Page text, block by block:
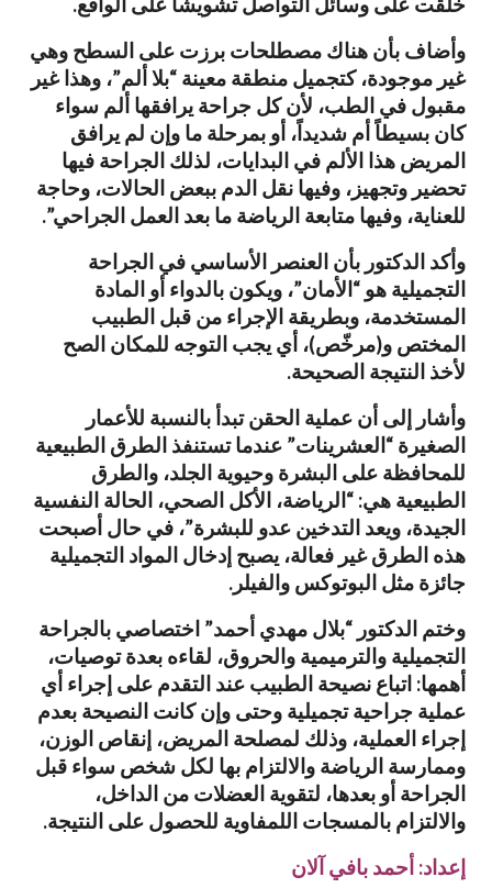
وأضاف بأن هناك مصطلحات برزت على السطح وهي
غير موجودة، كتجميل منطقة معينة “بلا ألم”، وهذا غير
مقبول في الطب، لأن كل جراحة يرافقها ألم سواء
كان بسيطاً أم شديداً، أو بمرحلة ما وإن لم يرافق
المريض هذا الألم في البدايات، لذلك الجراحة فيها
تحضير وتجهيز، وفيها نقل الدم ببعض الحالات، وحاجة
للعناية، وفيها متابعة الرياضة ما بعد العمل الجراحي”.
وأكد الدكتور بأن العنصر الأساسي في الجراحة
التجميلية هو “الأمان”، ويكون بالدواء أو المادة
المستخدمة، وبطريقة الإجراء من قبل الطبيب
المختص و(مرخّص)، أي يجب التوجه للمكان الصح
لأخذ النتيجة الصحيحة.
وأشار إلى أن عملية الحقن تبدأ بالنسبة للأعمار
الصغيرة “العشرينات” عندما تستنفذ الطرق الطبيعية
للمحافظة على البشرة وحيوية الجلد، والطرق
الطبيعية هي: “الرياضة، الأكل الصحي، الحالة النفسية
الجيدة، ويعد التدخين عدو للبشرة”، في حال أصبحت
هذه الطرق غير فعالة، يصبح إدخال المواد التجميلية
جائزة مثل البوتوكس والفيلر.
وختم الدكتور “بلال مهدي أحمد” اختصاصي بالجراحة
التجميلية والترميمية والحروق، لقاءه بعدة توصيات،
أهمها: اتباع نصيحة الطبيب عند التقدم على إجراء أي
عملية جراحية تجميلية وحتى وإن كانت النصيحة بعدم
إجراء العملية، وذلك لمصلحة المريض، إنقاص الوزن،
وممارسة الرياضة والالتزام بها لكل شخص سواء قبل
الجراحة أو بعدها، لتقوية العضلات من الداخل،
والالتزام بالمسجات اللمفاوية للحصول على النتيجة.
إعداد: أحمد بافي آلان